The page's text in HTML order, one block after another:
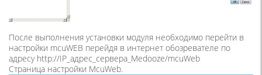
После выполнения установки модуля необходимо перейти в
настройки mcuWEB перейдя в интернет обозревателе по
адресу http://IP_адрес_сервера_Medooze/mcuWeb
Страница настройки McuWeb.